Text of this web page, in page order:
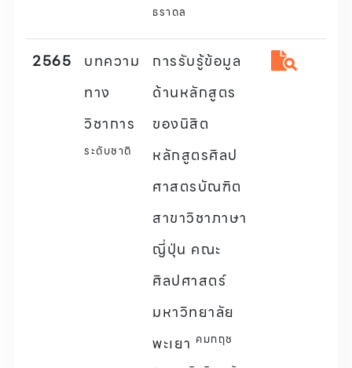
ธราดล
2565
บทความ
ทาง
วิชาการ
ระดับชาติ
การรับรู้ข้อมูล
ด้านหลักสูตร
ของนิสิต
หลักสูตรศิลป
ศาสตรบัณฑิต
สาขาวิชาภาษา
ญี่ปุ่น คณะ
ศิลปศาสตร์
มหาวิทยาลัย
พะเยา คมกฤช